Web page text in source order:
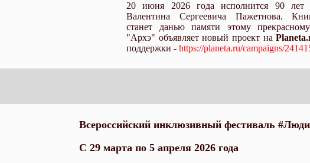
20 июня 2026 года исполнится 90 лет
Валентина Сергеевича Пажетнова.
станет данью памяти этому
"Архэ" объявляет новый проект на
поддержки - https://planeta.ru/campaigns/
Всероссийский инклюзивный фестиваль
С 29 марта по 5 апреля 2026 года